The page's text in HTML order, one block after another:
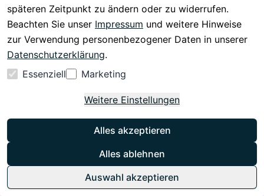
Optionen anzeigen
Soundmaster HighLine UR2045SI Stereo
Küchenradio Unterbauradio DAB+ UKW-RDS
0
Soundmaster HighLine UR2045SI DAB+ UKW-RDS
Küchenradio Unterbauradio Digitalradio Bluetooth
Wecker Equalizer LED
59,90 €*
74,90 €
Optionen anzeigen
späteren Zeitpunkt zu ändern oder zu widerrufen.
Beachten Sie unser Impressum und weitere Hinweise
zur Verwendung personenbezogener Daten in unserer
Datenschutzerklärung.
Essenziell
Marketing
Weitere Einstellungen
Alles akzeptieren
Alles ablehnen
Auswahl akzeptieren